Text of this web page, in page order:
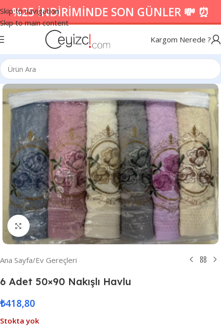
Skip to navigation
Skip to main content
%25 İNDİRİMİNDE SON GÜNLER 💸 ⏰
Kargom Nerede ?
Resmi Büyüt
Ana Sayfa/Ev Gereçleri
6 Adet 50×90 Nakışlı Havlu
₺418,80
Stokta yok